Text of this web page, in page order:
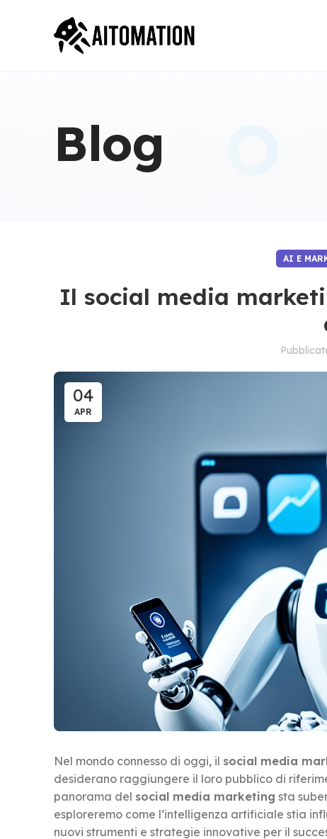
Blog
AI E
Il social media
04
APR
Nel mondo connesso di oggi, il social media
desiderano raggiungere il loro pubblico di
panorama del social media marketing sta
esploreremo come l’intelligenza artificiale stia
nuovi strumenti e strategie innovative per il